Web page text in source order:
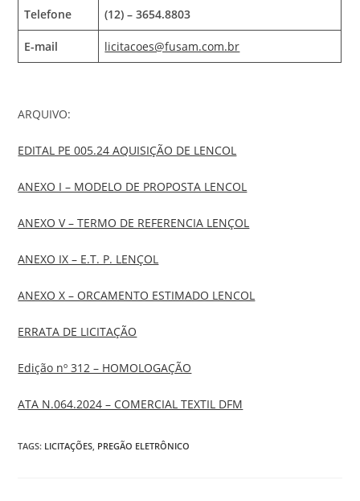
Telefone (12) – 3654.8803
E-mail licitacoes@fusam.com.br
ARQUIVO:
EDITAL PE 005.24 AQUISIÇÃO DE LENCOL
ANEXO I – MODELO DE PROPOSTA LENCOL
ANEXO V – TERMO DE REFERENCIA LENÇOL
ANEXO IX – E.T. P. LENÇOL
ANEXO X – ORCAMENTO ESTIMADO LENCOL
ERRATA DE LICITAÇÃO
Edição nº 312 – HOMOLOGAÇÃO
ATA N.064.2024 – COMERCIAL TEXTIL DFM
TAGS: LICITAÇÕES PREGÃO ELETRÔNICO